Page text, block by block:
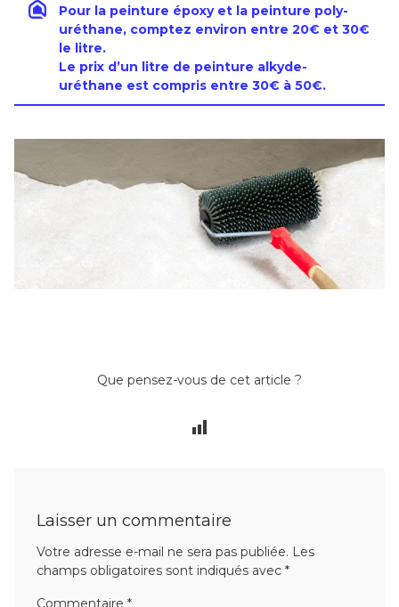
Pour la peinture époxy et la peinture poly-
uréthane, comptez environ entre 20€ et 30€
le litre.
Le prix d’un litre de peinture alkyde-
uréthane est compris entre 30€ à 50€.
Que pensez-vous de cet article ?
Laisser un commentaire
Votre adresse e-mail ne sera pas publiée. Les
champs obligatoires sont indiqués avec *
Commentaire *